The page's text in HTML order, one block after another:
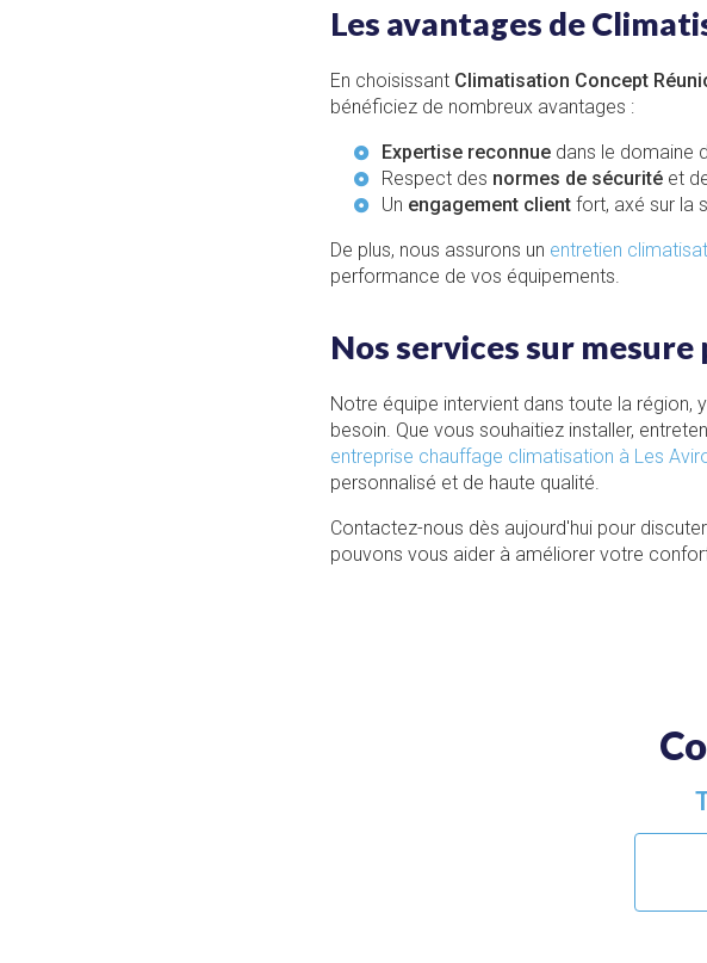
Les avantages de
En choisissant Climatisation Concept
bénéficiez de nombreux avantages :
Expertise reconnue dans le domaine
Respect des normes de sécurité et
Un engagement client fort, axé sur la
De plus, nous assurons un entretien
performance de vos équipements.
Nos services sur mesure
Notre équipe intervient dans toute la région,
besoin. Que vous souhaitiez installer,
entreprise chauffage climatisation à Les
personnalisé et de haute qualité.
Contactez-nous dès aujourd'hui pour
pouvons vous aider à améliorer votre